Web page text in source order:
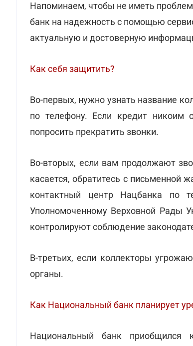
Напоминаем, чтобы не иметь
банк на надежность с помощью
актуальную и достоверную
Как себя защитить?
Во-первых, нужно узнать название
по телефону. Если кредит никоим
попросить прекратить звонки.
Во-вторых, если вам продолжают
касается, обратитесь с письменной
контактный центр Нацбанка по
Уполномоченному Верховной Рады
контролируют соблюдение
В-третьих, если коллекторы
органы.
Как Национальный банк планирует
Национальный банк приобщился